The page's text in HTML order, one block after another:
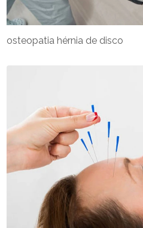
osteopatia hérnia de disco